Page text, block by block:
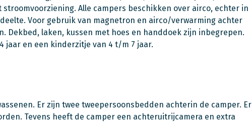
Alle campers beschikken over airco, echter in
Voor gebruik van magnetron en airco/verwarming achter
Dekbed, laken, kussen met hoes en handdoek zijn inbegrepen.
jaar en een kinderzitje van 4 t/m 7 jaar.
Er zijn twee tweepersoonsbedden achterin de camper. Er
Tevens heeft de camper een achteruitrijcamera en extra